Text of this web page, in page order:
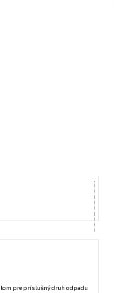
pre príslušný druh odpadu